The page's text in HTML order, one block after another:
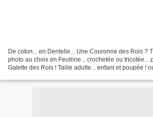
De coton... en Dentelle... Une Couronne des Rois ?
photo au choix en Feutrine... crochetée ou tricotée...
Galette des Rois ! Taille adulte... enfant et poupée !